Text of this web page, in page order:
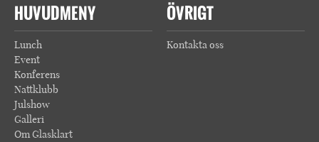
HUVUDMENY
Lunch
Event
Konferens
Nattklubb
Julshow
Galleri
Om Glasklart
ÖVRIGT
Kontakta oss